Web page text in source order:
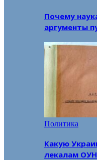
Почему
аргументы
Политика
Какую
лекалам ОУН